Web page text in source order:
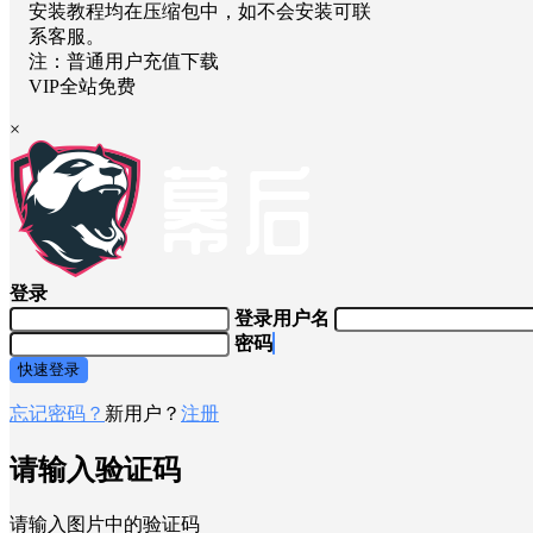
安装教程均在压缩包中，如不会安装可联
系客服。
注：普通用户充值下载
VIP全站免费
×
登录
登录用户名
密码
快速登录
忘记密码？ 新用户？ 注册
请输入验证码
请输入图片中的验证码